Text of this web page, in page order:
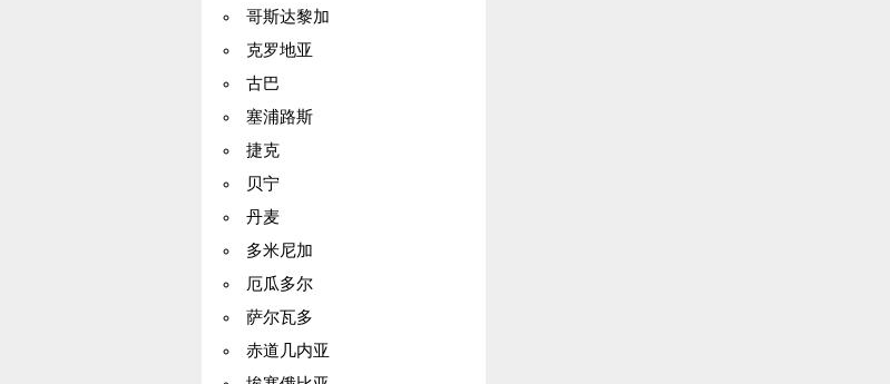
哥斯达黎加
克罗地亚
古巴
塞浦路斯
捷克
贝宁
丹麦
多米尼加
厄瓜多尔
萨尔瓦多
赤道几内亚